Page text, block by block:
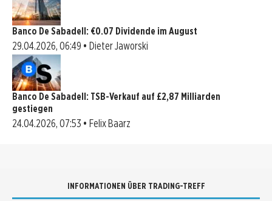
Banco De Sabadell: €0.07 Dividende im August
29.04.2026, 06:49 • Dieter Jaworski
Banco De Sabadell: TSB-Verkauf auf £2,87 Milliarden
gestiegen
24.04.2026, 07:53 • Felix Baarz
INFORMATIONEN ÜBER TRADING-TREFF